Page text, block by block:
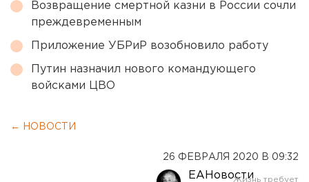
Возвращение смертной казни в России сочли
преждевременным
Приложение УБРиР возобновило работу
Путин назначил нового командующего
войсками ЦВО
← НОВОСТИ
26 ФЕВРАЛЯ 2020 В 09:32
ЕАНовости